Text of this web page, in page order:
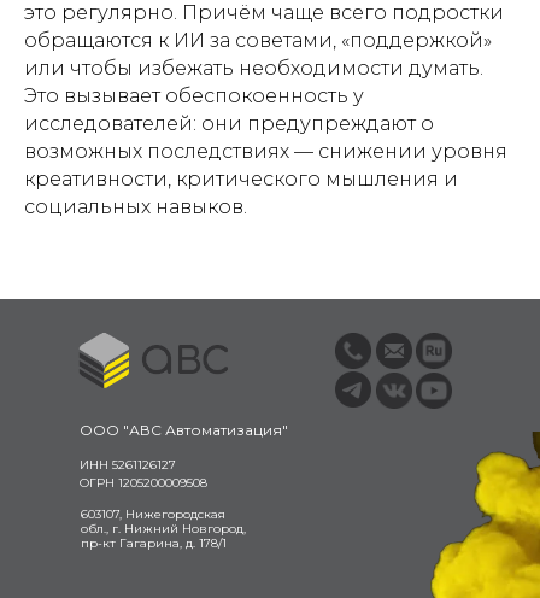
это регулярно. Причём чаще всего подростки
обращаются к ИИ за советами, «поддержкой»
или чтобы избежать необходимости думать.
Это вызывает обеспокоенность у
исследователей: они предупреждают о
возможных последствиях — снижении уровня
креативности, критического мышления и
социальных навыков.
ИНН 5261126127
ОГРН 1205200009508
ООО "АВС Автоматизация"
603107, Нижегородская
обл., г. Нижний Новгород,
пр-кт Гагарина, д. 178/1